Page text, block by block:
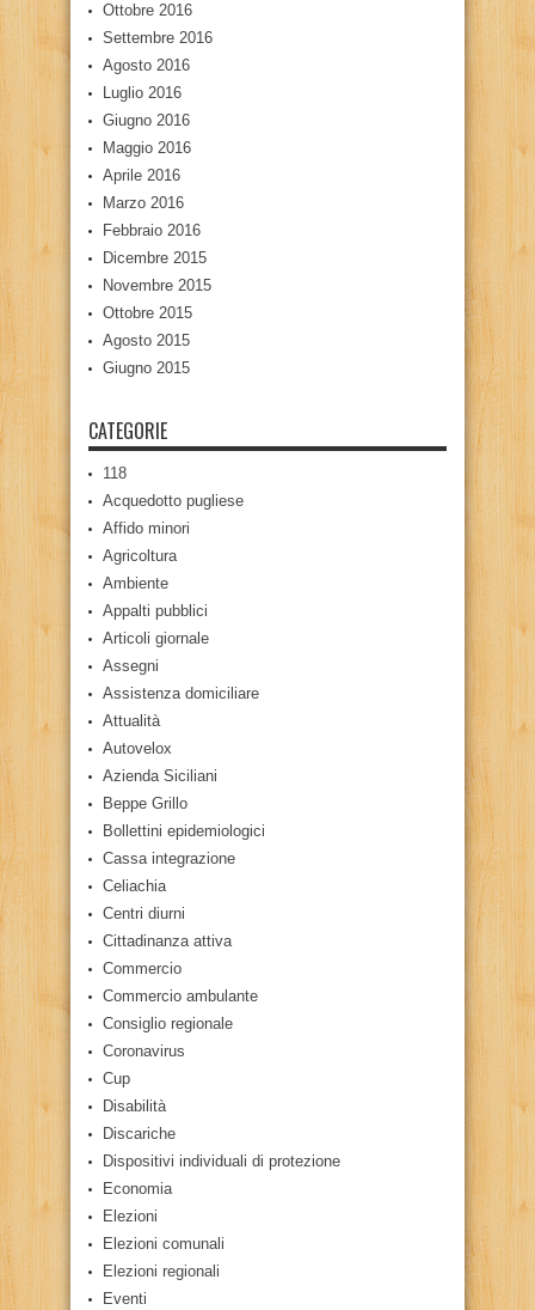
Ottobre 2016
Settembre 2016
Agosto 2016
Luglio 2016
Giugno 2016
Maggio 2016
Aprile 2016
Marzo 2016
Febbraio 2016
Dicembre 2015
Novembre 2015
Ottobre 2015
Agosto 2015
Giugno 2015
CATEGORIE
118
Acquedotto pugliese
Affido minori
Agricoltura
Ambiente
Appalti pubblici
Articoli giornale
Assegni
Assistenza domiciliare
Attualità
Autovelox
Azienda Siciliani
Beppe Grillo
Bollettini epidemiologici
Cassa integrazione
Celiachia
Centri diurni
Cittadinanza attiva
Commercio
Commercio ambulante
Consiglio regionale
Coronavirus
Cup
Disabilità
Discariche
Dispositivi individuali di protezione
Economia
Elezioni
Elezioni comunali
Elezioni regionali
Eventi